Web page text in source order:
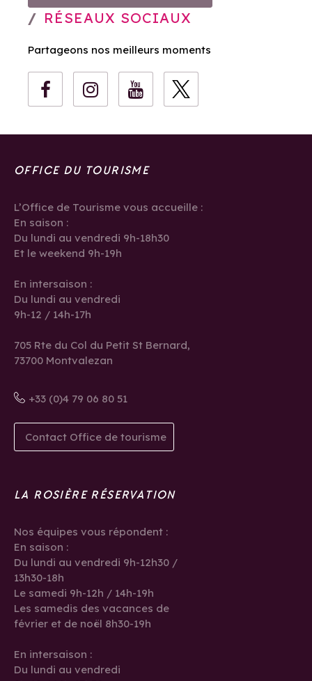
RÉSEAUX SOCIAUX
Partageons nos meilleurs moments
OFFICE DU TOURISME
L’Office de Tourisme vous accueille :
En saison :
Du lundi au vendredi 9h-18h30
Et le weekend 9h-19h
En intersaison :
Du lundi au vendredi
9h-12 / 14h-17h
705 Rte du Col du Petit St Bernard,
73700 Montvalezan
+33 (0)4 79 06 80 51
Contact Office de tourisme
LA ROSIÈRE RÉSERVATION
Nos équipes vous répondent :
En saison :
Du lundi au vendredi 9h-12h30 /
13h30-18h
Le samedi 9h-12h / 14h-19h
Les samedis des vacances de
février et de noël 8h30-19h
En intersaison :
Du lundi au vendredi